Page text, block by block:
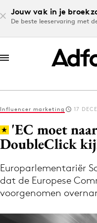
Jouw vak in je
De beste leeservaring met
Log in
Volg het laatste
Influencer marketing 17
'EC moet
DoubleClick
Europarlementariër
dat de Europese
voorgenomen